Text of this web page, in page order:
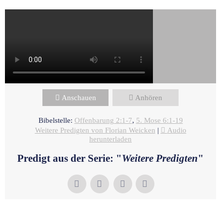
Anschauen Anhören
Bibelstelle: Offenbarung 2:1-7, 5. Mose 6:1-19
Weitere Predigten von Florian Weicken |
Audio
herunterladen
Predigt aus der Serie: "Weitere Predigten"